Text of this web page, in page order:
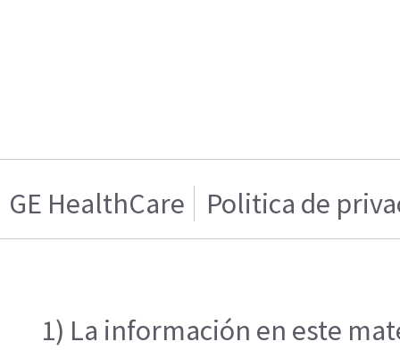
GE HealthCare Politica de
1) La información en este